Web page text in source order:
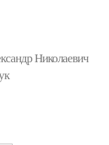
Николаевич